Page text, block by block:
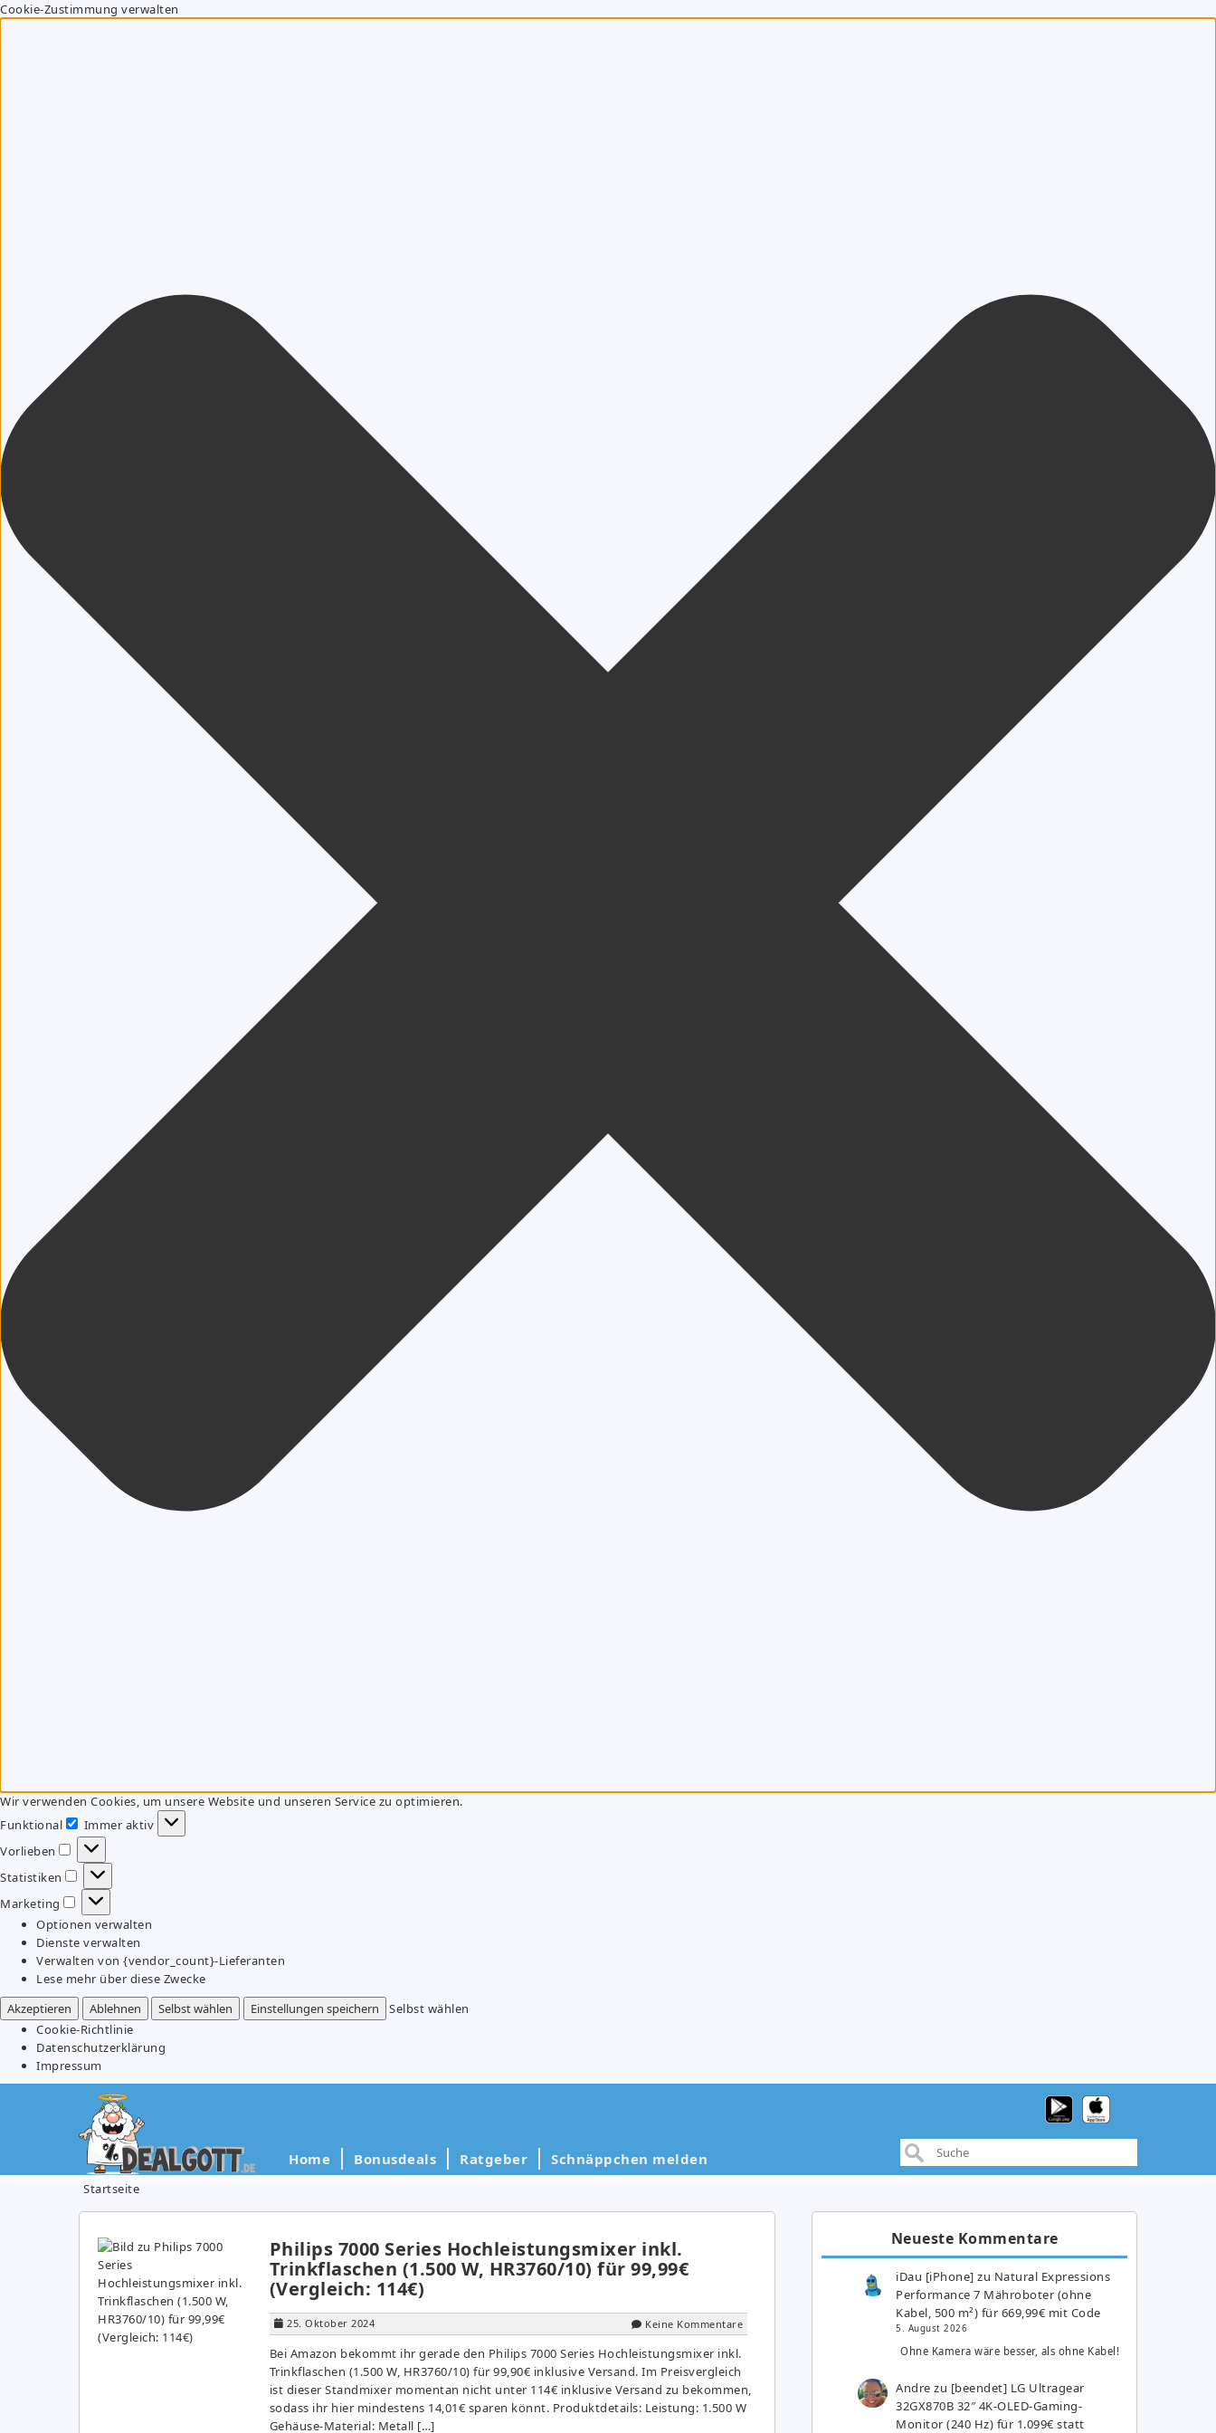
Cookie-Zustimmung verwalten
Wir verwenden Cookies, um unsere Website und unseren Service zu optimieren.
Funktional
Funktional
Immer aktiv
Vorlieben
Vorlieben
Statistiken
Statistiken
Marketing
Marketing
Optionen verwalten
Dienste verwalten
Verwalten von {vendor_count}-Lieferanten
Lese mehr über diese Zwecke
Akzeptieren
Ablehnen Selbst wählen Einstellungen speichern
Selbst wählen
Cookie-Richtlinie
Datenschutzerklärung
Impressum
Home Bonusdeals Ratgeber Schnäppchen melden
Startseite
Philips 7000 Series Hochleistungsmixer inkl.
Trinkflaschen (1.500 W, HR3760/10) für 99,99€
(Vergleich: 114€)
25. Oktober 2024 Keine Kommentare
Bei Amazon bekommt ihr gerade den Philips 7000 Series Hochleistungsmixer inkl.
Trinkflaschen (1.500 W, HR3760/10) für 99,90€ inklusive Versand. Im Preisvergleich
ist dieser Standmixer momentan nicht unter 114€ inklusive Versand zu bekommen,
sodass ihr hier mindestens 14,01€ sparen könnt. Produktdetails: Leistung: 1.500 W
Gehäuse-Material: Metall […]
Neueste Kommentare
iDau [iPhone] zu Natural Expressions
Performance 7 Mähroboter (ohne
Kabel, 500 m²) für 669,99€ mit Code
5. August 2026
Ohne Kamera wäre besser, als ohne Kabel!
Andre zu [beendet] LG Ultragear
32GX870B 32″ 4K-OLED-Gaming-
Monitor (240 Hz) für 1.099€ statt